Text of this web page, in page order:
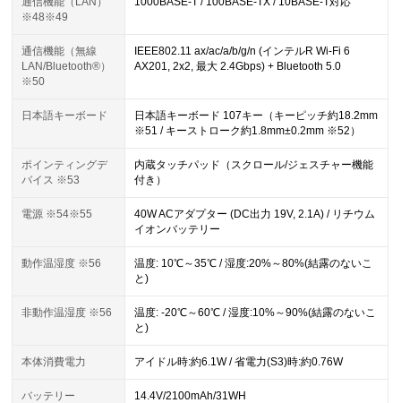
※48※49
通信機能（無線
LAN/Bluetooth®）
※50
IEEE802.11 ax/ac/a/b/g/n (インテルR Wi-Fi 6
AX201, 2x2, 最大 2.4Gbps) + Bluetooth 5.0
日本語キーボード
日本語キーボード 107キー（キーピッチ約18.2mm
※51 / キーストローク約1.8mm±0.2mm ※52）
ポインティングデ
バイス ※53
内蔵タッチパッド（スクロール/ジェスチャー機能
付き）
電源 ※54※55
40W ACアダプター (DC出力 19V, 2.1A) / リチウム
イオンバッテリー
動作温湿度 ※56
温度: 10℃～35℃ / 湿度:20%～80%(結露のないこ
と)
非動作温湿度 ※56
温度: -20℃～60℃ / 湿度:10%～90%(結露のないこ
と)
本体消費電力 アイドル時:約6.1W / 省電力(S3)時:約0.76W
バッテリー 14.4V/2100mAh/31WH